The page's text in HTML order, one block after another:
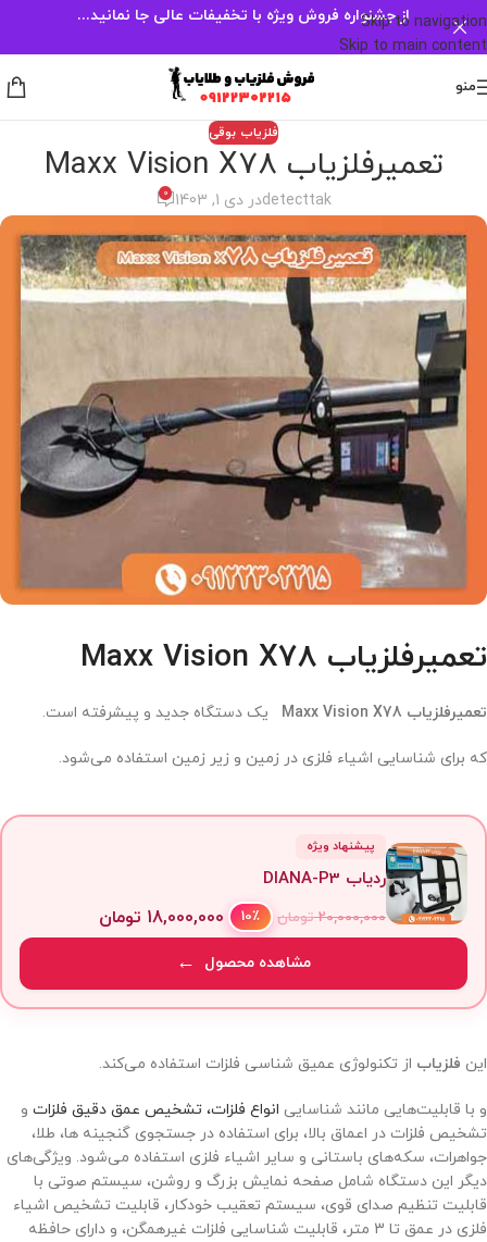
Skip to navigation
Skip to main content
از جشنواره فروش ویژه با تخفیفات عالی جا نمانید...
منو
فلزیاب بوقی
تعمیرفلزیاب Maxx Vision X78
detecttakدر دی 1, 1403 0
تعمیرفلزیاب Maxx Vision X78
تعمیرفلزیاب Maxx Vision X78 یک دستگاه جدید و پیشرفته است.
که برای شناسایی اشیاء فلزی در زمین و زیر زمین استفاده می‌شود.
پیشنهاد ویژه
ردیاب DIANA-P3
20,000,000 تومان 10٪ 18,000,000 تومان
مشاهده محصول
این فلزیاب از تکنولوژی عمیق شناسی فلزات استفاده می‌کند.
و با قابلیت‌هایی مانند شناسایی انواع فلزات، تشخیص عمق دقیق فلزات و
تشخیص فلزات در اعماق بالا، برای استفاده در جستجوی گنجینه ها، طلا،
جواهرات، سکه‌های باستانی و سایر اشیاء فلزی استفاده می‌شود. ویژگی‌های
دیگر این دستگاه شامل صفحه نمایش بزرگ و روشن، سیستم صوتی با
قابلیت تنظیم صدای قوی، سیستم تعقیب خودکار، قابلیت تشخیص اشیاء
فلزی در عمق تا 3 متر، قابلیت شناسایی فلزات غیرهمگن، و دارای حافظه